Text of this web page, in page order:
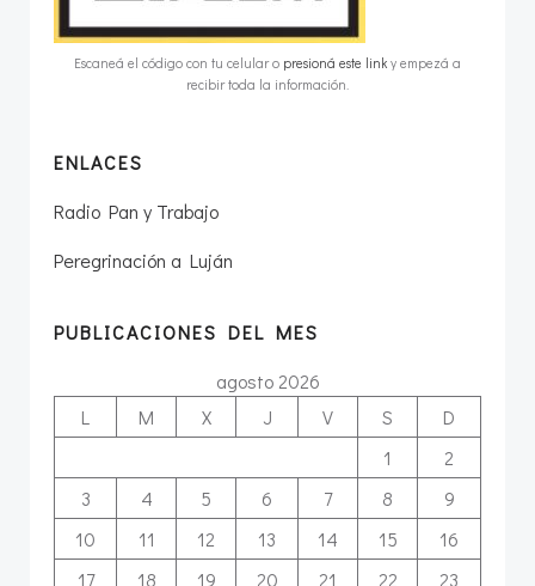
Escaneá el código con tu celular o presioná este link y empezá a
recibir toda la información.
ENLACES
Radio Pan y Trabajo
Peregrinación a Luján
PUBLICACIONES DEL MES
agosto 2026
L
M X J V S
D
1
2
3
4 5 6 7 8
9
10
11 12 13 14 15
16
17
18 19 20 21 22 23